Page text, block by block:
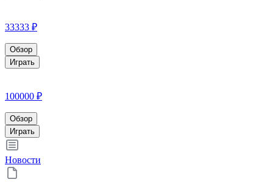
33333 ₽
Обзор
Играть
100000 ₽
Обзор
Играть
Новости